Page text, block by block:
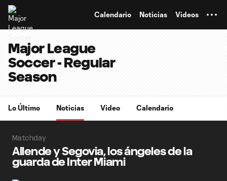
Calendario Noticias Videos
Major League
Soccer - Regular
Season
Lo Último Noticias Video Calendario
Matchday
Allende y Segovia, los ángeles de la
guarda de Inter Miami